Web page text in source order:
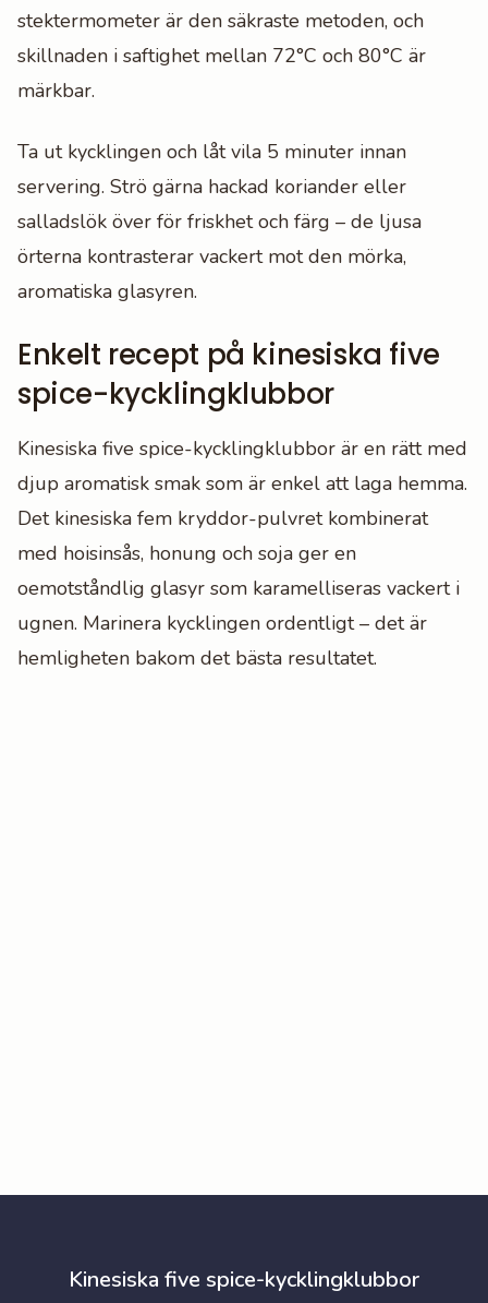
stektermometer är den säkraste metoden, och
skillnaden i saftighet mellan 72°C och 80°C är
märkbar.
Ta ut kycklingen och låt vila 5 minuter innan
servering. Strö gärna hackad koriander eller
salladslök över för friskhet och färg – de ljusa
örterna kontrasterar vackert mot den mörka,
aromatiska glasyren.
Enkelt recept på kinesiska five
spice-kycklingklubbor
Kinesiska five spice-kycklingklubbor är en rätt med
djup aromatisk smak som är enkel att laga hemma.
Det kinesiska fem kryddor-pulvret kombinerat
med hoisinsås, honung och soja ger en
oemotståndlig glasyr som karamelliseras vackert i
ugnen. Marinera kycklingen ordentligt – det är
hemligheten bakom det bästa resultatet.
Kinesiska five spice-kycklingklubbor